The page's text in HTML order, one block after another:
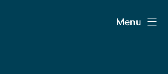
Menu